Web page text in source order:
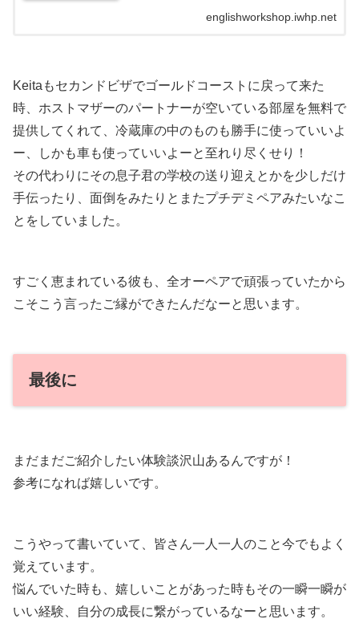
englishworkshop.iwhp.net
Keitaもセカンドビザでゴールドコーストに戻って来た
時、ホストマザーのパートナーが空いている部屋を無料で
提供してくれて、冷蔵庫の中のものも勝手に使っていいよ
ー、しかも車も使っていいよーと至れり尽くせり！
その代わりにその息子君の学校の送り迎えとかを少しだけ
手伝ったり、面倒をみたりとまたプチデミペアみたいなこ
とをしていました。
すごく恵まれている彼も、全オーペアで頑張っていたから
こそこう言ったご縁ができたんだなーと思います。
最後に
まだまだご紹介したい体験談沢山あるんですが！
参考になれば嬉しいです。
こうやって書いていて、皆さん一人一人のこと今でもよく
覚えています。
悩んでいた時も、嬉しいことがあった時もその一瞬一瞬が
いい経験、自分の成長に繋がっているなーと思います。